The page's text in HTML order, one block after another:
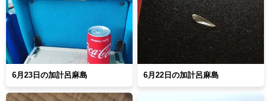
6月23日の加計呂麻島 6月22日の加計呂麻島